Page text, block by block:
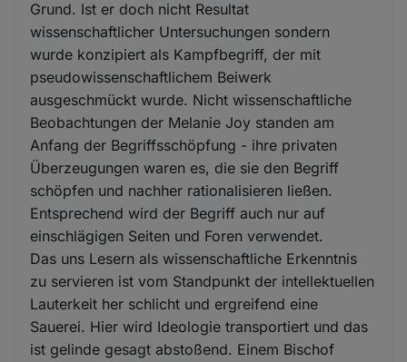
Grund. Ist er doch nicht Resultat
wissenschaftlicher Untersuchungen sondern
wurde konzipiert als Kampfbegriff, der mit
pseudowissenschaftlichem Beiwerk
ausgeschmückt wurde. Nicht wissenschaftliche
Beobachtungen der Melanie Joy standen am
Anfang der Begriffsschöpfung - ihre privaten
Überzeugungen waren es, die sie den Begriff
schöpfen und nachher rationalisieren ließen.
Entsprechend wird der Begriff auch nur auf
einschlägigen Seiten und Foren verwendet.
Das uns Lesern als wissenschaftliche Erkenntnis
zu servieren ist vom Standpunkt der intellektuellen
Lauterkeit her schlicht und ergreifend eine
Sauerei. Hier wird Ideologie transportiert und das
ist gelinde gesagt abstoßend. Einem Bischof